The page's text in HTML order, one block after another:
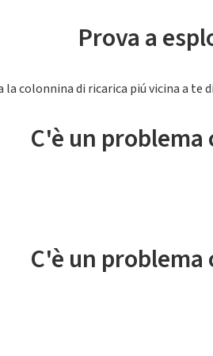
Prova a
colonnina di ricarica piú vicina a te
C'è un
C'è un